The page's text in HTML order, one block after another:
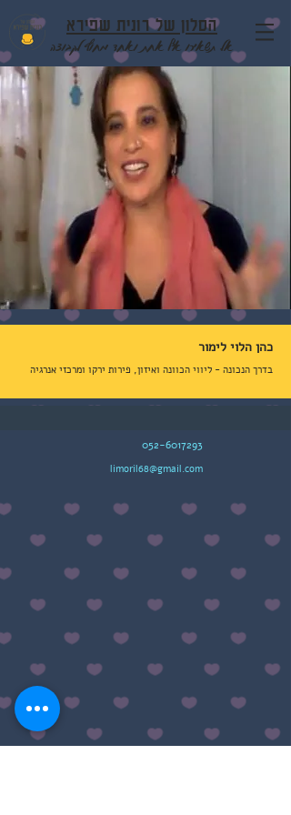
הסלון של רונית שפירא
אל תשאירו אף אחת ואחד מחוץ לקבוצה
כהן הלוי לימור
בדרך הנכונה - ליווי הכוונה ואיזון, פירות ירקו ומרכזי אנרגיה
052-6017293
limoril68@gmail.com